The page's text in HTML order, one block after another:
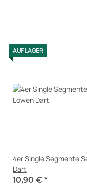
AUF LAGER
4er Single Segmente
Dart
10,90 € *